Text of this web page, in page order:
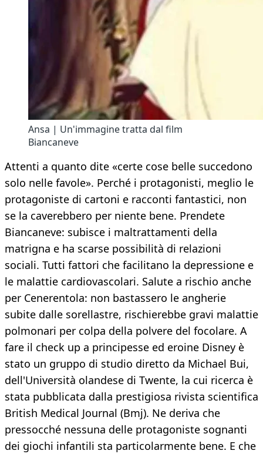
Ansa | Un'immagine tratta dal film
Biancaneve
Attenti a quanto dite «certe cose belle succedono
solo nelle favole». Perché i protagonisti, meglio le
protagoniste di cartoni e racconti fantastici, non
se la caverebbero per niente bene. Prendete
Biancaneve: subisce i maltrattamenti della
matrigna e ha scarse possibilità di relazioni
sociali. Tutti fattori che facilitano la depressione e
le malattie cardiovascolari. Salute a rischio anche
per Cenerentola: non bastassero le angherie
subite dalle sorellastre, rischierebbe gravi malattie
polmonari per colpa della polvere del focolare. A
fare il check up a principesse ed eroine Disney è
stato un gruppo di studio diretto da Michael Bui,
dell'Università olandese di Twente, la cui ricerca è
stata pubblicata dalla prestigiosa rivista scientifica
British Medical Journal (Bmj). Ne deriva che
pressocché nessuna delle protagoniste sognanti
dei giochi infantili sta particolarmente bene. E che